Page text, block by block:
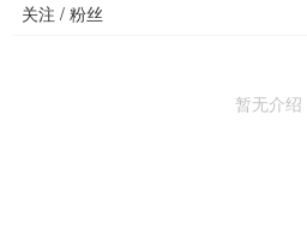
关注 / 粉丝
暂无介绍